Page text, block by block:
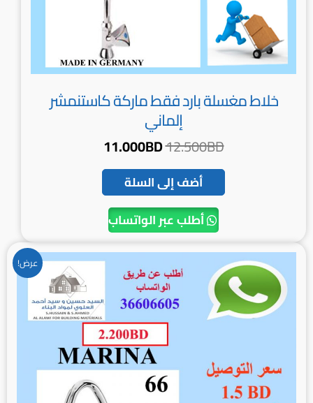
خلاط مغسلة بارد فقط ماركة كاستنمشر
إلماني
12.500BD
11.000BD
أضف إلى السلة
أطلب عبر الواتساب
عرض! السعر
الأصلي
هو:
4.000BD.
السعر
الحالي
هو:
2.200BD.